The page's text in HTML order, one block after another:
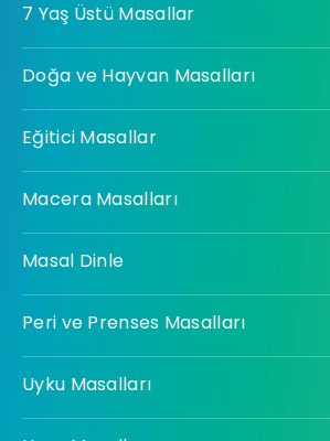
7 Yaş Üstü Masallar
Doğa ve Hayvan Masalları
Eğitici Masallar
Macera Masalları
Masal Dinle
Peri ve Prenses Masalları
Uyku Masalları